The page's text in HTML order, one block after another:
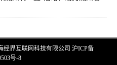
经界互联网科技有限公司 沪ICP备
号-8